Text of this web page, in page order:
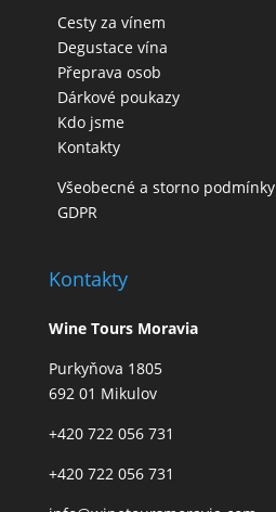
Cesty za vínem
Degustace vína
Přeprava osob
Dárkové poukazy
Kdo jsme
Kontakty
Všeobecné a storno podmínky
GDPR
Kontakty
Wine Tours Moravia
Purkyňova 1805
692 01 Mikulov
+420 722 056 731
+420 722 056 731